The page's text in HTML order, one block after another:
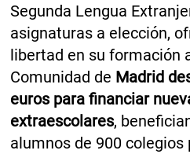
Segunda Lengua
asignaturas a elección,
libertad en su formación
Comunidad de Madrid
euros para financiar
extraescolares,
alumnos de 900 colegios